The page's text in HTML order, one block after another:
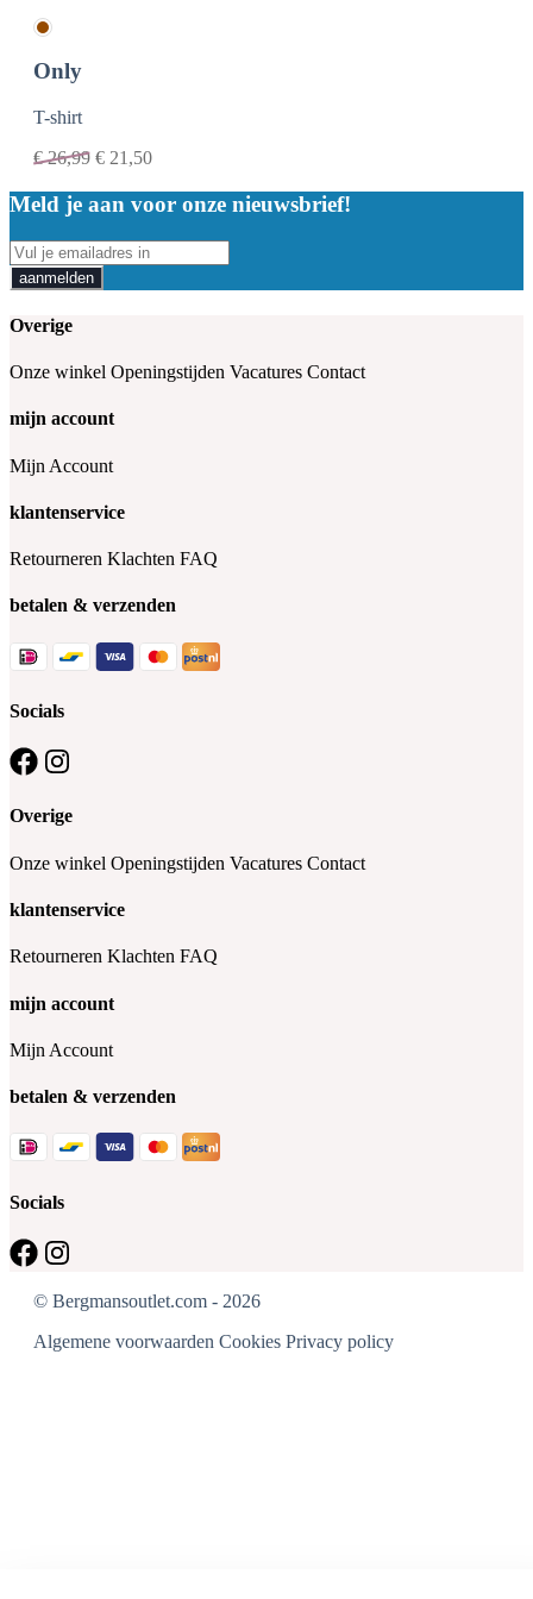
Only
T-shirt
€26,99 € 21,50
Meld je aan voor onze nieuwsbrief!
aanmelden
Overige
Onze winkel Openingstijden Vacatures Contact
mijn account
Mijn Account
klantenservice
Retourneren Klachten FAQ
betalen & verzenden
Socials
Overige
Onze winkel Openingstijden Vacatures Contact
klantenservice
Retourneren Klachten FAQ
mijn account
Mijn Account
betalen & verzenden
Socials
© Bergmansoutlet.com - 2026
Algemene voorwaarden Cookies Privacy policy